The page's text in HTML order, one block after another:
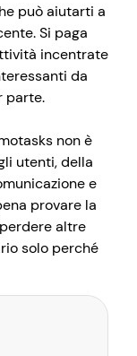
può aiutarti a
Si paga
incentrate
da
parte.
non è
utenti, della
e
provare la
altre
solo perché